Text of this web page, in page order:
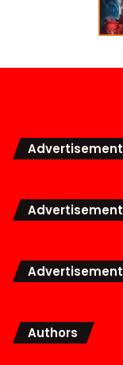
Advertisement
Advertisement
Advertisement
Authors